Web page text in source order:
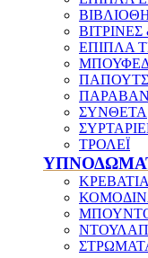
ΕΠΙΠΛΑ
ΠΑΡΑΒΑΝ
ΣΥΝΘΕΤΑ
ΤΡΟΛΕΪ
ΚΡΕΒΑΤΙΑ